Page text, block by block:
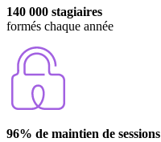
140 000 stagiaires
formés chaque année
96% de maintien de sessions